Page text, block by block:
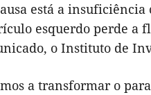
está a insuficiência
esquerdo perde a
o Instituto de
a transformar o